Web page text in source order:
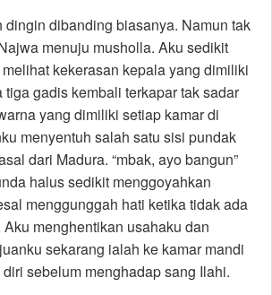
dingin dibanding biasanya. Namun tak
menuju musholla. Aku sedikit
kekerasan kepala yang dimiliki
tiga gadis kembali terkapar tak sadar
yang dimiliki setiap kamar di
menyentuh salah satu sisi pundak
dari Madura. “mbak, ayo bangun”
halus sedikit menggoyahkan
menggunggah hati ketika tidak ada
menghentikan usahaku dan
sekarang ialah ke kamar mandi
sebelum menghadap sang Ilahi.